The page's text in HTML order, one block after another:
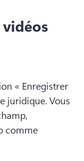
« Enregistrer
juridique. Vous
comme